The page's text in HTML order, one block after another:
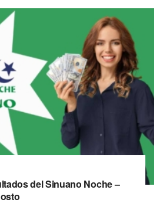
del Sinuano Noche –